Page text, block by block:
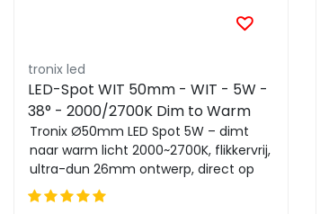
tronix led
LED-Spot WIT 50mm - WIT - 5W -
38° - 2000/2700K Dim to Warm
Tronix Ø50mm LED Spot 5W – dimt
naar warm licht 2000~2700K, flikkervrij,
ultra-dun 26mm ontwerp, direct op
230V aan te s...